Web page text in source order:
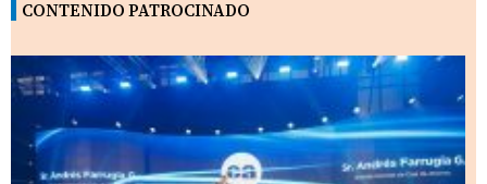
CONTENIDO PATROCINADO